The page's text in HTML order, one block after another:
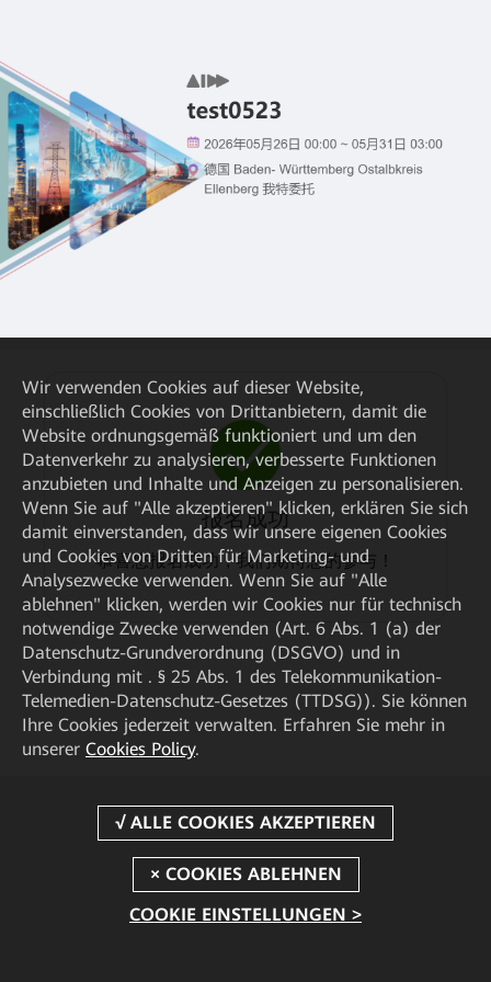
报名成功
恭喜您报名成功，我们期待您的参与！
Wir verwenden Cookies auf dieser Website,
einschließlich Cookies von Drittanbietern, damit die
Website ordnungsgemäß funktioniert und um den
Datenverkehr zu analysieren, verbesserte Funktionen
anzubieten und Inhalte und Anzeigen zu personalisieren.
Wenn Sie auf "Alle akzeptieren" klicken, erklären Sie sich
damit einverstanden, dass wir unsere eigenen Cookies
und Cookies von Dritten für Marketing- und
Analysezwecke verwenden. Wenn Sie auf "Alle
ablehnen" klicken, werden wir Cookies nur für technisch
notwendige Zwecke verwenden (Art. 6 Abs. 1 (a) der
Datenschutz-Grundverordnung (DSGVO) und in
Verbindung mit . § 25 Abs. 1 des Telekommunikation-
Telemedien-Datenschutz-Gesetzes (TTDSG)). Sie können
Ihre Cookies jederzeit verwalten. Erfahren Sie mehr in
unserer Cookies Policy.
COOKIE EINSTELLUNGEN >